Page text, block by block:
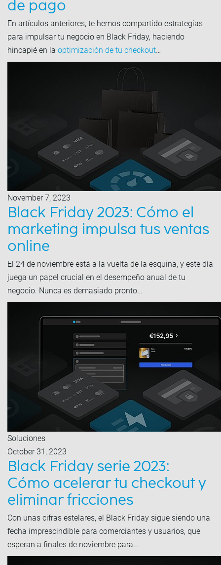
de pago
En artículos anteriores, te hemos compartido estrategias
para impulsar tu negocio en Black Friday, haciendo
hincapié en la optimización de tu checkout…
November 7, 2023
Black Friday 2023: Cómo el
marketing impulsa tus ventas
online
El 24 de noviembre está a la vuelta de la esquina, y este día
juega un papel crucial en el desempeño anual de tu
negocio. Nunca es demasiado pronto…
Soluciones
October 31, 2023
Black Friday serie 2023:
Cómo acelerar tu checkout y
eliminar fricciones
Con unas cifras estelares, el Black Friday sigue siendo una
fecha imprescindible para comerciantes y usuarios, que
esperan a finales de noviembre para…